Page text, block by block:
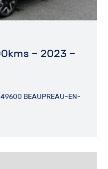
– 2023 –
BEAUPREAU-EN-